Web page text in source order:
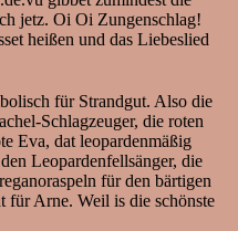
jetz. Oi Oi Zungenschlag!
heißen und das Liebeslied
für Strandgut. Also die
Schlagzeuger, die roten
Eva, dat leopardenmäßig
Leopardenfellsänger, die
für den bärtigen
für Arne. Weil is die schönste